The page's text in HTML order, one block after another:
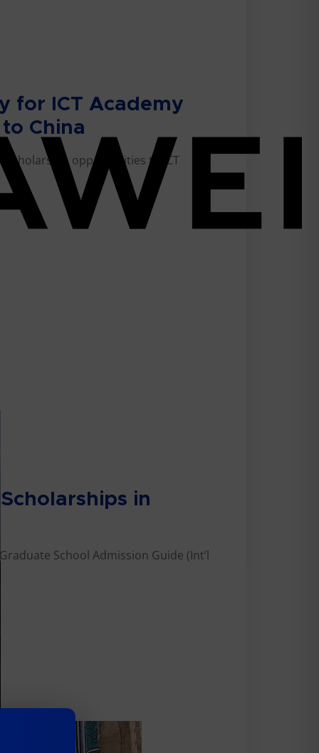
for ICT Academy
China
Scholarship opportunities to ICT
Scholarships in
School Admission Guide (Int’l